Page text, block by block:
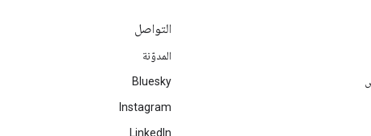
التواصل
المدوّنة
Bluesky
Instagram
LinkedIn